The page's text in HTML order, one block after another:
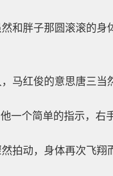
和胖子那圆滚滚的
马红俊的意思唐三当
一个简单的指示，右
拍动，身体再次飞